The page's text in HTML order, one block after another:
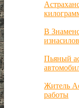
В
Пьяный
Житель
работы